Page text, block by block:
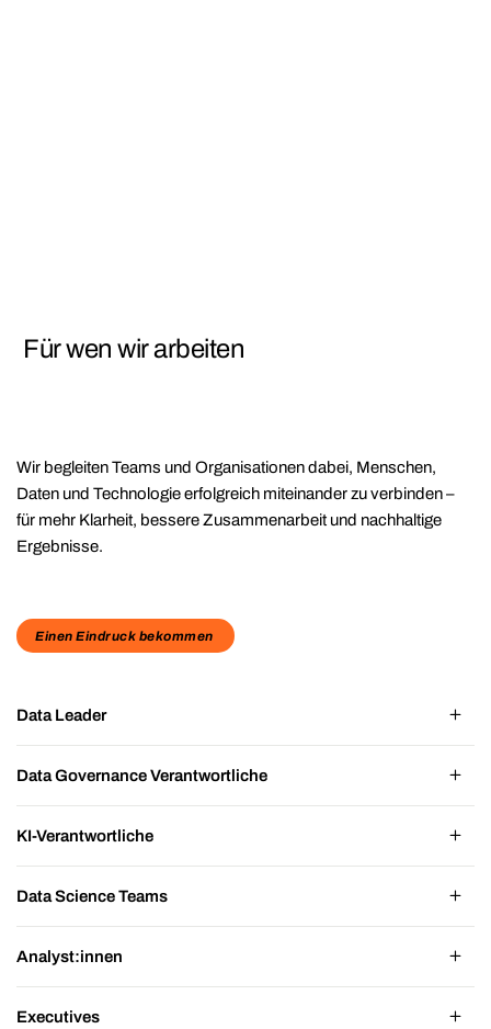
Für wen wir arbeiten
Wir begleiten Teams und Organisationen dabei, Menschen,
Daten und Technologie erfolgreich miteinander zu verbinden –
für mehr Klarheit, bessere Zusammenarbeit und nachhaltige
Ergebnisse.
Einen Eindruck bekommen
Data Leader
Data Governance Verantwortliche
KI-Verantwortliche
Data Science Teams
Analyst:innen
Executives